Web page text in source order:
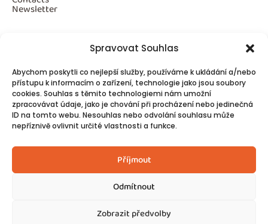
Spravovat Souhlas
Abychom poskytli co nejlepší služby, používáme k ukládání a/nebo
přístupu k informacím o zařízení, technologie jako jsou soubory
cookies. Souhlas s těmito technologiemi nám umožní
zpracovávat údaje, jako je chování při procházení nebo jedinečná
ID na tomto webu. Nesouhlas nebo odvolání souhlasu může
nepříznivě ovlivnit určité vlastnosti a funkce.
Příjmout
Odmítnout
Zobrazit předvolby
Newsletter
Additional Information
GDPR
Cookies
Follow Us